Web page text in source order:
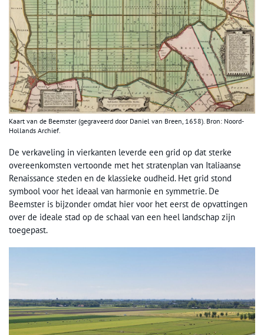
Kaart van de Beemster (gegraveerd door Daniel van Breen, 1658). Bron: Noord-
Hollands Archief.
De verkaveling in vierkanten leverde een grid op dat sterke
overeenkomsten vertoonde met het stratenplan van Italiaanse
Renaissance steden en de klassieke oudheid. Het grid stond
symbool voor het ideaal van harmonie en symmetrie. De
Beemster is bijzonder omdat hier voor het eerst de opvattingen
over de ideale stad op de schaal van een heel landschap zijn
toegepast.